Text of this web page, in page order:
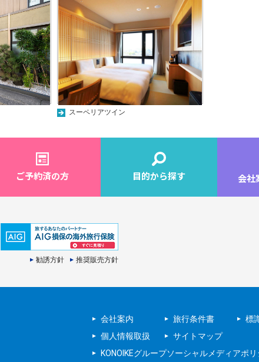
スーペリアツイン
ご予約済の方 目的から探す 会社
勧誘方針 推奨販売方針
会社案内 旅行条件書
標
個人情報取扱
サイトマップ
KONOIKEグループソーシャルメディアポリ